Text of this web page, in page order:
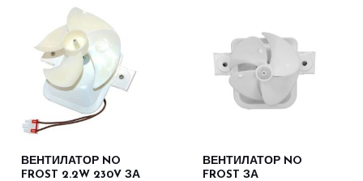
ВЕНТИЛАТОР NO
FROST 2.2W 230V ЗА
ВЕНТИЛАТОР NO
FROST ЗА